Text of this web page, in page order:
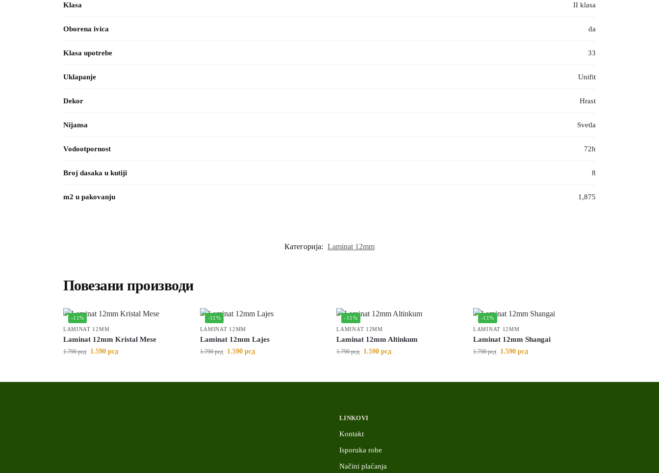
Klasa II klasa
Oborena ivica da
Klasa upotrebe 33
Uklapanje Unifit
Dekor Hrast
Nijansa Svetla
Vodootpornost 72h
Broj dasaka u kutiji 8
m2 u pakovanju 1,875
Категорија: Laminat 12mm
Повезани производи
-11%
LAMINAT 12MM
Laminat 12mm Kristal Mese
1.790рсд 1.590 рсд
-11%
LAMINAT 12MM
Laminat 12mm Lajes
1.790рсд 1.590 рсд
-11%
LAMINAT 12MM
Laminat 12mm Altinkum
1.790рсд 1.590рсд
-11%
LAMINAT 12MM
Laminat 12mm Shangai
1.790рсд 1.590рсд
LINKOVI
Kontakt
Isporuka robe
Načini plaćanja